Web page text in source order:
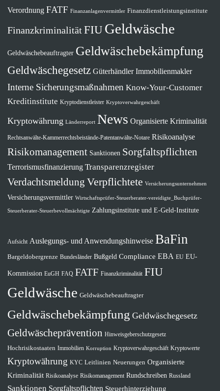
Verordnung FATF Finanzanlagenvermittler Finanzdienstleistungsinstitute
Finanzkriminalität FIU Geldwäsche
Geldwäschebeauftragter Geldwäschebekämpfung
Geldwäschegesetz Güterhändler Immobilienmakler
Interne Sicherungsmaßnahmen Know-Your-Customer
Kreditinstitute Kryptodienstleister Kryptoverwahrgeschäft
Kryptowährung Länderreport News Organisierte Kriminalität
Rechtsanwälte-Kammerrechtsbeistände-Patentanwälte-Notare Risikoanalyse
Risikomanagement Sanktionen Sorgfaltspflichten
Terrorismusfinanzierung Transparenzregister
Verdachtsmeldung Verpflichtete Versicherungsunternehmen
Versicherungsvermittler Wirtschaftsprüfer-Steuerberater-vereidigte_Buchprüfer-
Steuerberater-Steuerbevollmächtigte Zahlungsinstitute und E-Geld-Institute
Aufsicht Auslegungs- und Anwendungshinweise BaFin
Bargeldobergrenze Bundesländer Bußgeld Compliance EBA EU EU-
Kommission EuGH FAQ FATF Finanzkriminalität FIU
Geldwäsche Geldwäschebeauftragter
Geldwäschebekämpfung Geldwäschegesetz
Geldwäscheprävention Hinweisgeberschutzgesetz
Hochrisikostaaten Immobilien Korruption Kryptoverwahrgeschäft Kryptowerte
Kryptowährung KYC Leitlinien Neuerungen Organisierte
Kriminalität Risikoanalyse Risikomanagement Rundschreiben Russland
Sanktionen Sorgfaltspflichten Steuerhinterziehung